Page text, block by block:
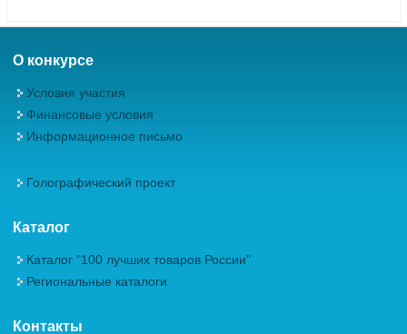
О конкурсе
Условия участия
Финансовые условия
Информационное письмо
Голографический проект
Каталог
Каталог "100 лучших товаров России"
Региональные каталоги
Контакты